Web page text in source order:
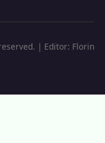
| Editor: Florin